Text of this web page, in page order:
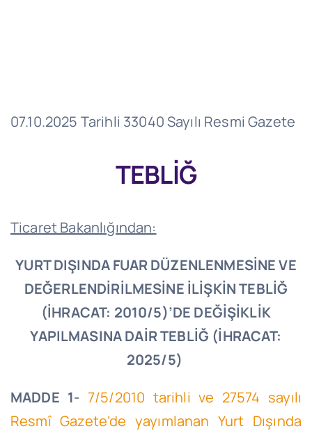
07.10.2025 Tarihli 33040 Sayılı Resmi Gazete
TEBLİĞ
Ticaret Bakanlığından:
YURT DIŞINDA FUAR DÜZENLENMESİNE VE
DEĞERLENDİRİLMESİNE İLİŞKİN TEBLİĞ
(İHRACAT: 2010/5)’DE DEĞİŞİKLİK
YAPILMASINA DAİR TEBLİĞ (İHRACAT:
2025/5)
MADDE 1- 7/5/2010 tarihli ve 27574 sayılı
Resmî Gazete’de yayımlanan Yurt Dışında